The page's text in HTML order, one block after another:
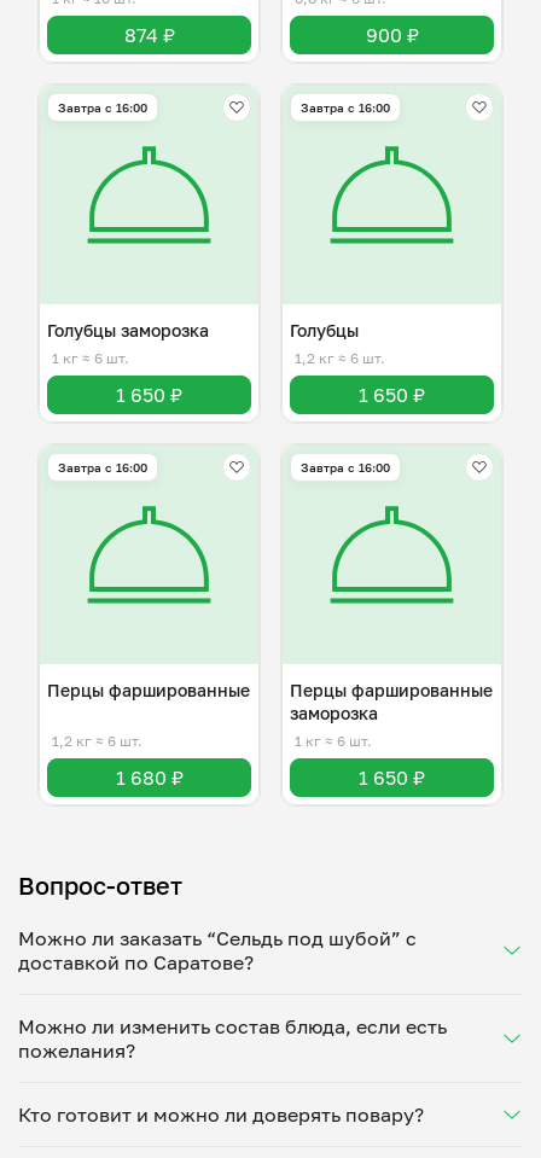
874 ₽ 900 ₽
Завтра c 16:00
Голубцы заморозка
1 кг ≈ 6 шт.
1 650 ₽
Завтра c 16:00
Голубцы
1,2 кг ≈ 6 шт.
1 650 ₽
Завтра c 16:00
Перцы фаршированные
1,2 кг ≈ 6 шт.
1 680 ₽
Завтра c 16:00
Перцы фаршированные
заморозка
1 кг ≈ 6 шт.
1 650 ₽
Вопрос-ответ
Можно ли заказать “Сельдь под шубой” с
доставкой по Саратове?
Укажите удобное время — и получите свежее
домашнее блюдо в большой порции прямо с плиты.
минут. Статус заказа отслеживайте в личном
кабинете, а с поваром можно связаться напрямую в
Можно ли изменить состав блюда, если есть
пожелания?
ваши предпочтения: уберет специи, снизит
Кто готовит и можно ли доверять повару?